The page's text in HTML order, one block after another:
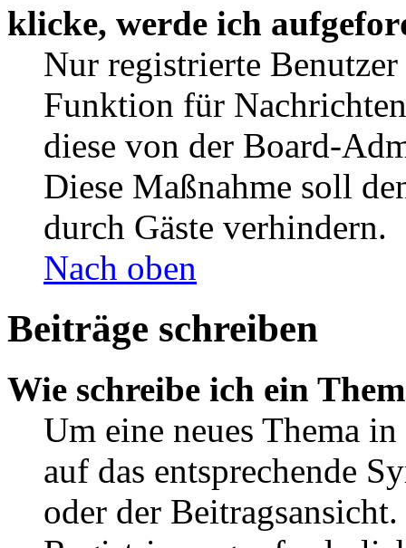
klicke, werde ich
Nur registrierte
Funktion für
diese von der Board-
Diese Maßnahme soll
durch Gäste verhindern.
Nach oben
Beiträge schreiben
Wie schreibe ich ein
Um eine neues Thema
auf das entsprechende
oder der